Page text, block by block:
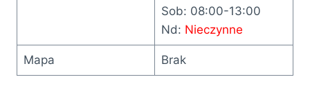
Sob: 08:00-13:00
Nd: Nieczynne
Mapa Brak